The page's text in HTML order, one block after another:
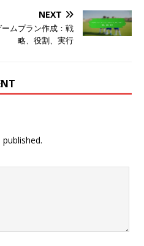
NEXT
ムプラン作成：戦
略、役割、実行